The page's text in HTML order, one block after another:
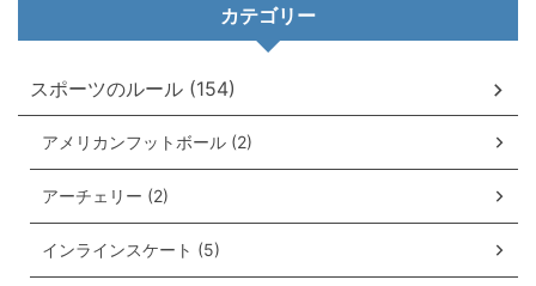
カテゴリー
スポーツのルール (154)
アメリカンフットボール (2)
アーチェリー (2)
インラインスケート (5)